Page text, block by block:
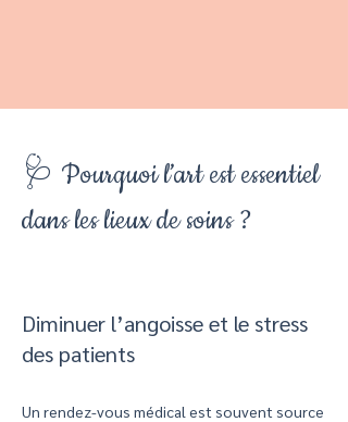
🩺 Pourquoi l’art est essentiel
dans les lieux de soins ?
Diminuer l’angoisse et le stress
des patients
Un rendez-vous médical est souvent source